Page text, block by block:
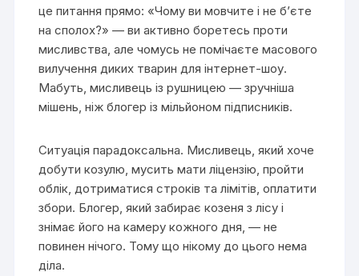
це питання прямо: «Чому ви мовчите і не б’єте
на сполох?» — ви активно боретесь проти
мисливства, але чомусь не помічаєте масового
вилучення диких тварин для інтернет-шоу.
Мабуть, мисливець із рушницею — зручніша
мішень, ніж блогер із мільйоном підписників.
Ситуація парадоксальна. Мисливець, який хоче
добути козулю, мусить мати ліцензію, пройти
облік, дотриматися строків та лімітів, оплатити
збори. Блогер, який забирає козеня з лісу і
знімає його на камеру кожного дня, — не
повинен нічого. Тому що нікому до цього нема
діла.